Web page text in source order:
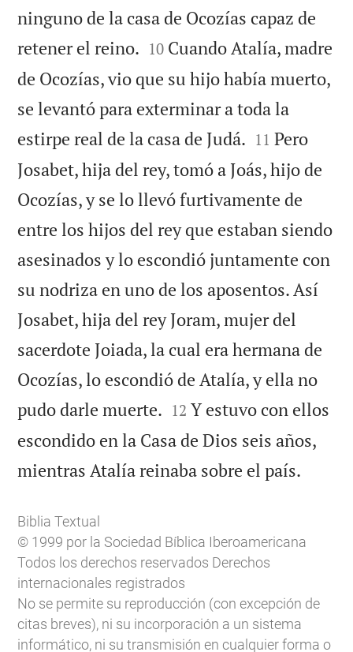
ninguno de la casa de Ocozías capaz de
retener el reino. 

10 Cuando Atalía, madre
de Ocozías, vio que su hijo había muerto,
se levantó para exterminar a toda la
estirpe real de la casa de Judá. 

11 Pero
Josabet, hija del rey, tomó a Joás, hijo de
Ocozías, y se lo llevó furtivamente de
entre los hijos del rey que estaban siendo
asesinados y lo escondió juntamente con
su nodriza en uno de los aposentos. Así
Josabet, hija del rey Joram, mujer del
sacerdote Joiada, la cual era hermana de
Ocozías, lo escondió de Atalía, y ella no
pudo darle muerte. 

12 Y estuvo con ellos
escondido en la Casa de Dios seis años,
mientras Atalía reinaba sobre el país.
Biblia Textual
© 1999 por la Sociedad Bíblica Iberoamericana
Todos los derechos reservados Derechos
internacionales registrados
No se permite su reproducción (con excepción de
citas breves), ni su incorporación a un sistema
informático, ni su transmisión en cualquier forma o